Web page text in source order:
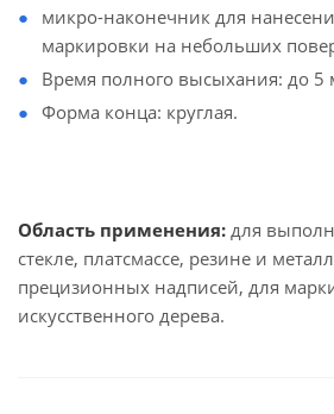
микро-наконечник для
маркировки на небольших
Время полного высыхания: до 5
Форма конца: круглая.
Область применения: для
стекле, платсмассе, резине и
прецизионных надписей, для
искусственного дерева.